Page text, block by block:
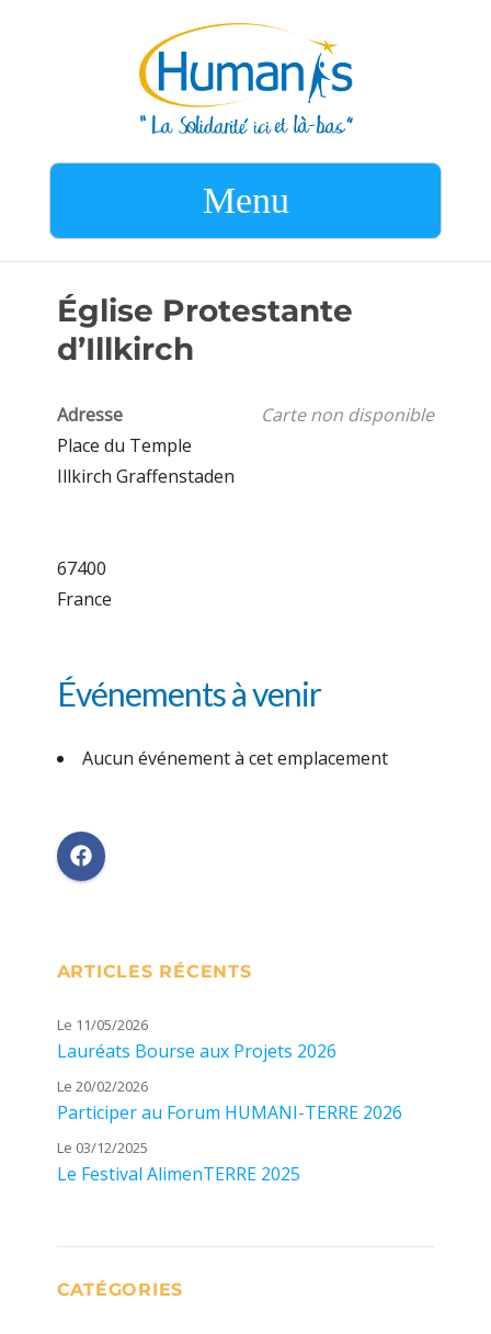
Menu
Église Protestante
d’Illkirch
Carte non disponible
Adresse
Place du Temple
Illkirch Graffenstaden
67400
France
Événements à venir
Aucun événement à cet emplacement
ARTICLES RÉCENTS
Le 11/05/2026
Lauréats Bourse aux Projets 2026
Le 20/02/2026
Participer au Forum HUMANI-TERRE 2026
Le 03/12/2025
Le Festival AlimenTERRE 2025
CATÉGORIES